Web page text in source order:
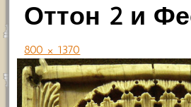
Оттон 2 и
800 × 1370